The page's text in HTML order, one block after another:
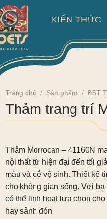
KIẾN THỨC
Trang chủ / Sản phẩm / BST
Thảm trang trí
Thảm Morrocan – 41160N
nội thất từ hiện đại đến tối
màu và dễ vệ sinh. Thiết kế
cho không gian sống. Với
có thể linh hoạt lựa chọn
hay sảnh đón.